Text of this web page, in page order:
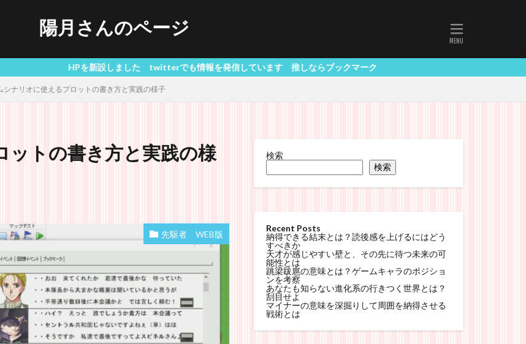
陽月さんのページ
HPを新設しました twitterでも情報を発信しています 推しならブックマーク
シナリオに使えるプロットの書き方と実践の様子
ットの書き方と実践の様
先駆者 WEB版
検索
検索
Recent Posts
納得できる結末とは？読後感を上げるにはどう
すべきか
天才が感じやすい壁と、その先に待つ未来の可
能性とは
跳梁跋扈の意味とは？ゲームキャラのポジショ
ンを考察
あなたも知らない進化系の行きつく世界とは？
刮目せよ
マイナーの意味を深掘りして周囲を納得させる
戦術とは